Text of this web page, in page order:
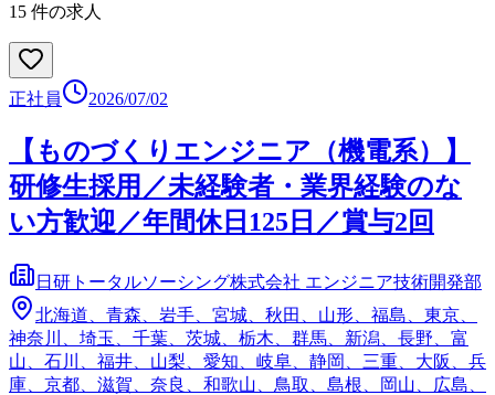
15 件の求人
正社員 2026/07/02
【ものづくりエンジニア（機電系）】
研修生採用／未経験者・業界経験のな
い方歓迎／年間休日125日／賞与2回
日研トータルソーシング株式会社 エンジニア技術開発部
北海道、青森、岩手、宮城、秋田、山形、福島、東京、
神奈川、埼玉、千葉、茨城、栃木、群馬、新潟、長野、富
山、石川、福井、山梨、愛知、岐阜、静岡、三重、大阪、兵
庫、京都、滋賀、奈良、和歌山、鳥取、島根、岡山、広島、